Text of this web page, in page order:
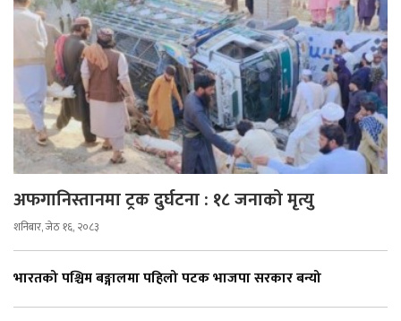
अफगानिस्तानमा ट्रक दुर्घटना : १८ जनाको मृत्यु
शनिबार, जेठ १६, २०८३
भारतको पश्चिम बङ्गालमा पहिलो पटक भाजपा सरकार बन्यो